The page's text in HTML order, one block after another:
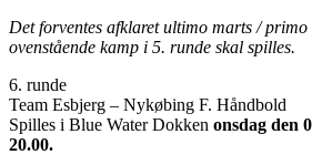
Det forventes afklaret ultimo marts /
ovenstående kamp i 5. runde skal spilles.
6. runde
Team Esbjerg – Nykøbing F.
Spilles i Blue Water Dokken onsdag den
20.00.